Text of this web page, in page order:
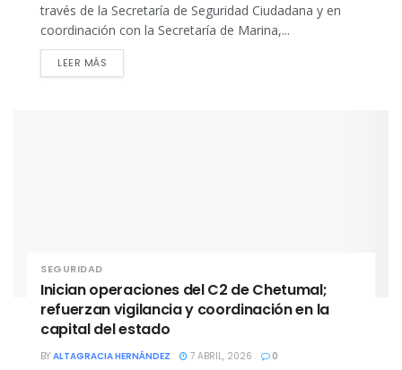
través de la Secretaría de Seguridad Ciudadana y en
coordinación con la Secretaría de Marina,...
LEER MÁS
SEGURIDAD
Inician operaciones del C2 de Chetumal;
refuerzan vigilancia y coordinación en la
capital del estado
BY ALTAGRACIA HERNÁNDEZ 7 ABRIL, 2026 0